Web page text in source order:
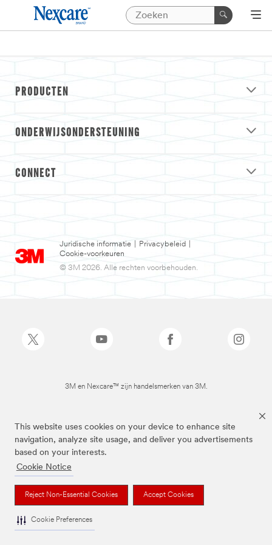
This website uses cookies on your device to enhance site
navigation, analyze site usage, and deliver you advertisements
based on your interests.
Cookie Notice
Reject Non-Essential Cookies Accept Cookies
Cookie Preferences
PRODUCTEN
ONDERWIJSONDERSTEUNING
CONNECT
Juridische informatie Privacybeleid
Cookie-voorkeuren
© 3M 2026. Alle rechten voorbehouden.
3M en Nexcare™ zijn handelsmerken van 3M.